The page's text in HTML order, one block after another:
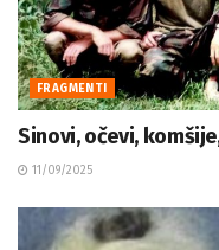
FRAGMENTI
Sinovi, očevi,
11/09/2025